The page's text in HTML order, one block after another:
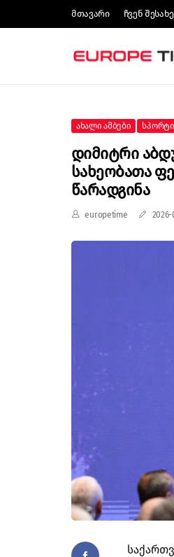
Მთავარი Ჩვენ
Ახალი Ამბები Სპორტი
Დიმიტრი
Სახეობათა
Წარადგინა
europetime 2026-